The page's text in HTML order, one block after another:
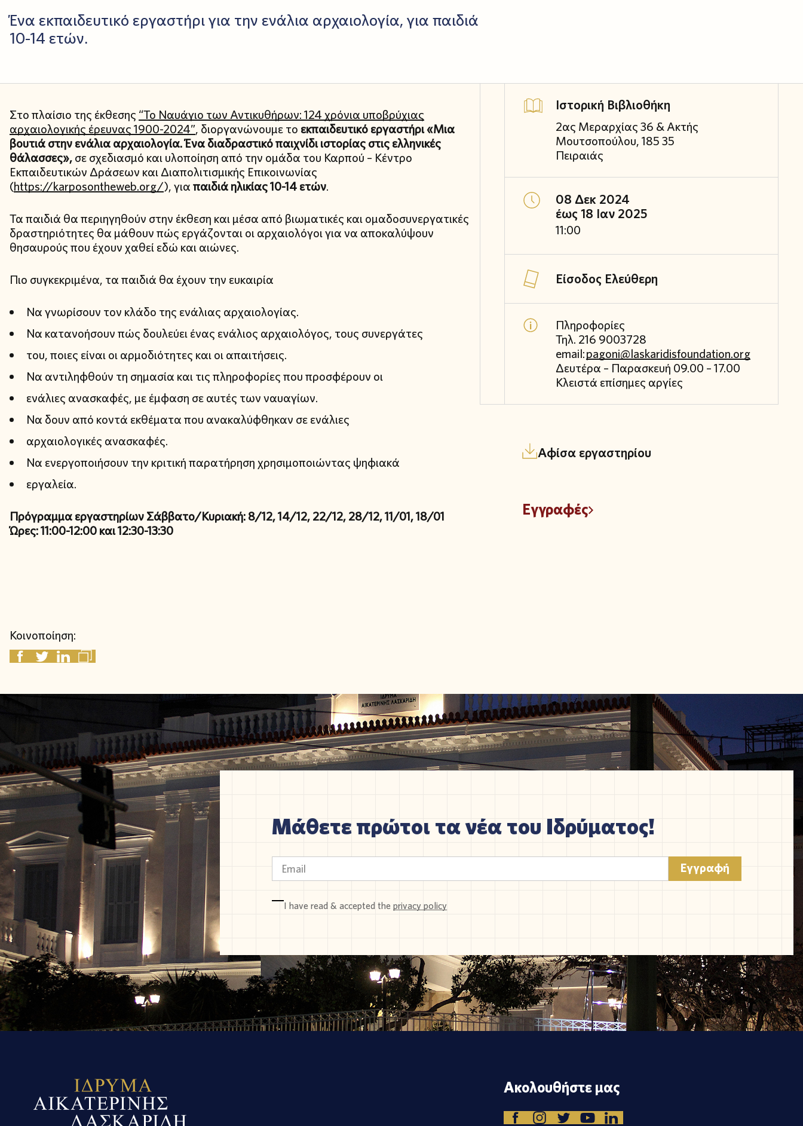
Ένα εκπαιδευτικό εργαστήρι για την ενάλια αρχαιολογία, για παιδιά
10-14 ετών.
Στο πλαίσιο της έκθεσης “Το Ναυάγιο των Αντικυθήρων: 124 χρόνια υποβρύχιας
αρχαιολογικής έρευνας 1900-2024”, διοργανώνουμε το εκπαιδευτικό εργαστήρι «Μια
βουτιά στην ενάλια αρχαιολογία. Ένα διαδραστικό παιχνίδι ιστορίας στις ελληνικές
θάλασσες»,σε σχεδιασμό και υλοποίηση από την ομάδα του Καρπού – Κέντρο
Εκπαιδευτικών Δράσεων και Διαπολιτισμικής Επικοινωνίας
(https://karposontheweb.org/), γιαπαιδιά ηλικίας 10-14 ετών.
Τα παιδιά θα περιηγηθούν στην έκθεση και μέσα από βιωματικές και ομαδοσυνεργατικές
δραστηριότητες θα μάθουν πώς εργάζονται οι αρχαιολόγοι για να αποκαλύψουν
θησαυρούς που έχουν χαθεί εδώ και αιώνες.
Πιο συγκεκριμένα, τα παιδιά θα έχουν την ευκαιρία
Να γνωρίσουν τον κλάδο της ενάλιας αρχαιολογίας.
Να κατανοήσουν πώς δουλεύει ένας ενάλιος αρχαιολόγος, τους συνεργάτες
του, ποιες είναι οι αρμοδιότητες και οι απαιτήσεις.
Να αντιληφθούν τη σημασία και τις πληροφορίες που προσφέρουν οι
ενάλιες ανασκαφές, με έμφαση σε αυτές των ναυαγίων.
Να δουν από κοντά εκθέματα που ανακαλύφθηκαν σε ενάλιες
αρχαιολογικές ανασκαφές.
Να ενεργοποιήσουν την κριτική παρατήρηση χρησιμοποιώντας ψηφιακά
εργαλεία.
Πρόγραμμα εργαστηρίων Σάββατο/Κυριακή: 8/12, 14/12, 22/12, 28/12, 11/01, 18/01
Ώρες: 11:00-12:00 και 12:30-13:30
Ιστορική Βιβλιοθήκη
2ας Μεραρχίας 36 & Ακτής
Μουτσοπούλου, 185 35
Πειραιάς
08 Δεκ 2024
έως 18 Ιαν 2025
11:00
Είσοδος Ελεύθερη
Πληροφορίες
Τηλ. 216 9003728
email:pagoni@laskaridisfoundation.org
Δευτέρα – Παρασκευή 09.00 – 17.00
Κλειστά επίσημες αργίες
Αφίσα εργαστηρίου
Εγγραφές
Κοινοποίηση:
Μάθετε πρώτοι τα νέα του Ιδρύματος!
I have read & accepted theprivacy policy
Ακολουθήστε μας